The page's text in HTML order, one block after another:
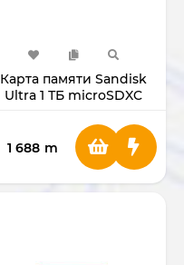
Карта памяти Sandisk
Ultra 1 ТБ microSDXC
1 688 m